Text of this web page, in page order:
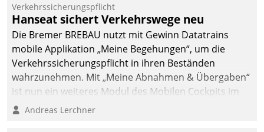
Datatrain. Die meravis
Wohnungsbau- und
Immobilien GmbH hat
sich dabei für den Betrieb
der Lösung über die SAP
Cloud Platform
entschieden - als erstes
Unternehmen am
Verkehrssicherungspflicht
Hanseat sichert Verkehrswege neu
Die Bremer BREBAU nutzt mit Gewinn Datatrains
mobile Applikation „Meine Begehungen“, um die
Verkehrssicherungspflicht in ihren Beständen
wahrzunehmen. Mit „Meine Abnahmen & Übergaben“
ist nun ein weiteres Modul des Mobilen Cockpits im
Einsatz.
Andreas Lerchner